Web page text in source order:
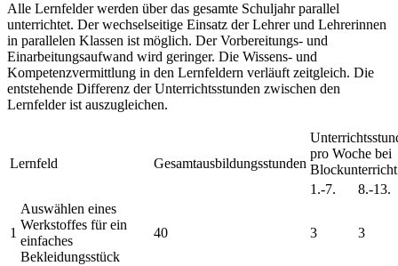
Alle Lernfelder werden über das gesamte Schuljahr parallel
unterrichtet. Der wechselseitige Einsatz der Lehrer und Lehrerinnen
in parallelen Klassen ist möglich. Der Vorbereitungs- und
Einarbeitungsaufwand wird geringer. Die Wissens- und
Kompetenzvermittlung in den Lernfeldern verläuft zeitgleich. Die
entstehende Differenz der Unterrichtsstunden zwischen den
Lernfelder ist auszugleichen.
Lernfeld Gesamtausbildungsstunden
pro Woche bei
Blockunterricht
1.-7.
8.-13.
1
Auswählen eines
Werkstoffes für ein
einfaches
Bekleidungsstück
40 3 3